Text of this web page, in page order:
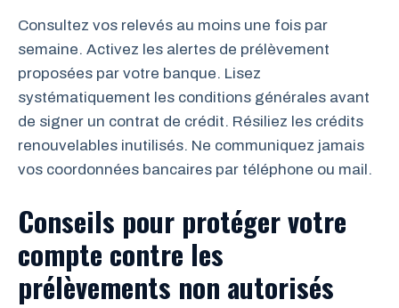
Consultez vos relevés au moins une fois par
semaine. Activez les alertes de prélèvement
proposées par votre banque. Lisez
systématiquement les conditions générales avant
de signer un contrat de crédit. Résiliez les crédits
renouvelables inutilisés. Ne communiquez jamais
vos coordonnées bancaires par téléphone ou mail.
Conseils pour protéger votre
compte contre les
prélèvements non autorisés